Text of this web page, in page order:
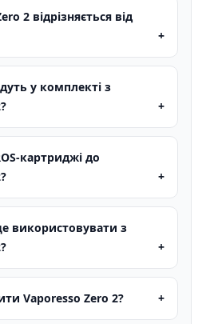
2 відрізняється від
у комплекті з
картриджі до
використовувати з
Vaporesso Zero 2?